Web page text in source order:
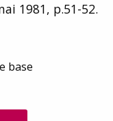
1981, p.51-52.
base